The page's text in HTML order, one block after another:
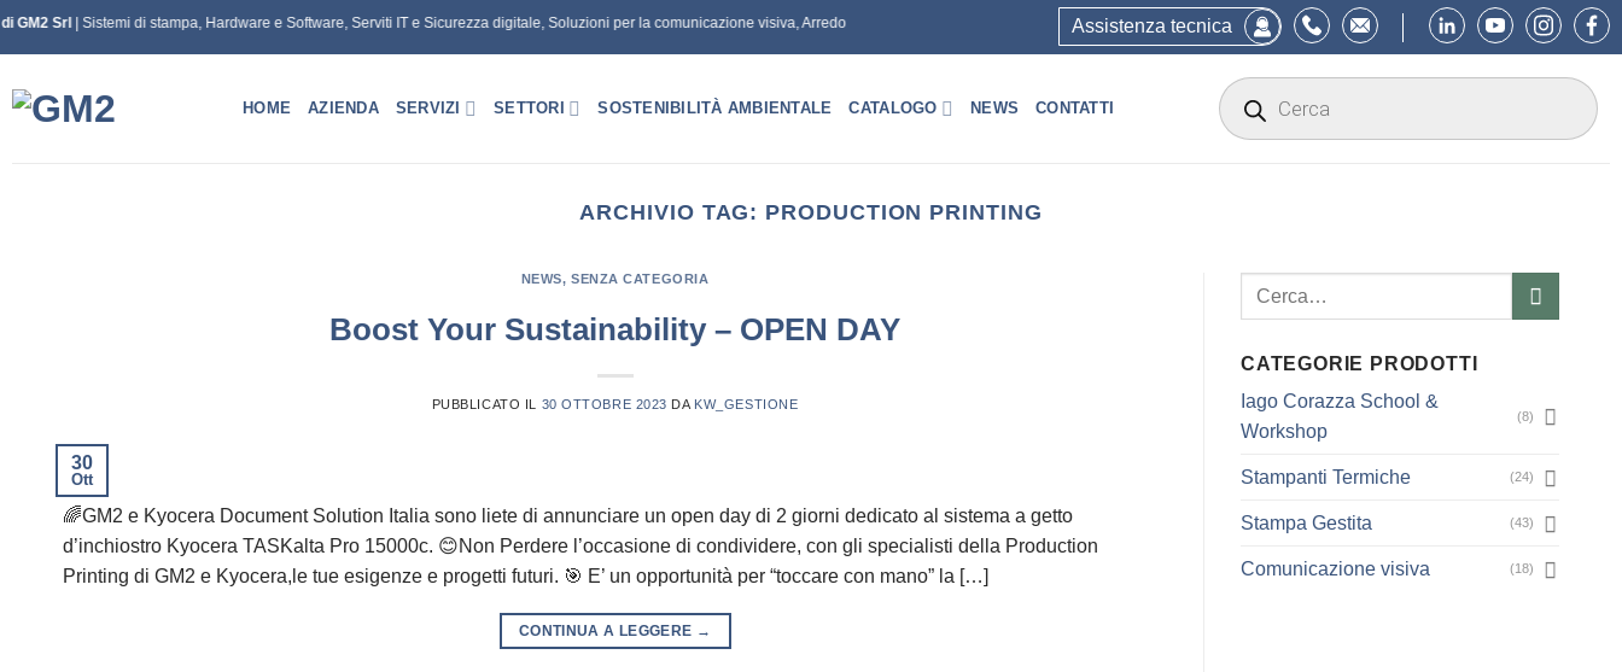
Salta
GM2 Srl| Sistemi di stampa, Hardware e Software, Serviti IT e Sicurezza digitale, Soluzioni per la comunicazione visiva, Arredo Assistenza tecnica
HOME AZIENDA SERVIZI SETTORI SOSTENIBILITÀ AMBIENTALE CATALOGO NEWS CONTATTI
Products
search
ARCHIVIO TAG: PRODUCTION PRINTING
NEWS, SENZA CATEGORIA
Boost Your Sustainability – OPEN DAY
PUBBLICATO IL 30 OTTOBRE 2023 DA KW_GESTIONE
30
Ott
🌈GM2 e Kyocera Document Solution Italia sono liete di annunciare un open day di 2 giorni dedicato al sistema a getto
d’inchiostro Kyocera TASKalta Pro 15000c. 😊Non Perdere l’occasione di condividere, con gli specialisti della Production
Printing di GM2 e Kyocera,le tue esigenze e progetti futuri. 🎯 E’ un opportunità per “toccare con mano” la […]
CONTINUA A LEGGERE →
Cerca:
CATEGORIE PRODOTTI
Iago Corazza School &
Workshop
(8)
Stampanti Termiche (24)
Stampa Gestita (43)
Comunicazione visiva (18)